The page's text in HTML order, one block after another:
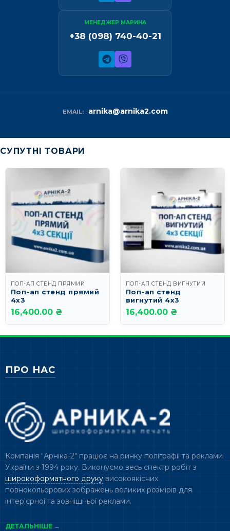
МЕНЕДЖЕР МАРИНА
+38 (098) 740-40-21
EMAIL: arnika@arnika2.com
СУПУТНІ ТОВАРИ
ПОП-АП СТЕНД ПРЯМИЙ
Поп-ап стенд прямий
4х3
16,400.00 ₴
ПОП-АП СТЕНД ВИГНУТИЙ
Поп-ап стенд
вигнутий 4х3
16,400.00 ₴
ПРО НАС
Компанія "Арніка-2" працює на ринку поліграфії та реклами
України з 1994 року. Виконуємо весь спектр робіт з
широкоформатного друкувисокоякісних
повнокольорових зображень великих розмірів для
інтер'єрної та зовнішньої реклами.
ДЕТАЛЬНІШЕ →